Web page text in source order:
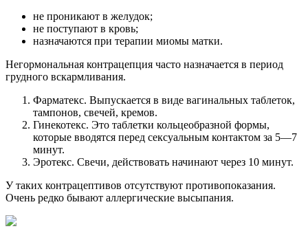
не проникают в желудок;
не поступают в кровь;
назначаются при терапии миомы матки.
Негормональная контрацепция часто назначается в период
грудного вскармливания.
Фарматекс. Выпускается в виде вагинальных таблеток,
тампонов, свечей, кремов.
Гинекотекс. Это таблетки кольцеобразной формы,
которые вводятся перед сексуальным контактом за 5—7
минут.
Эротекс. Свечи, действовать начинают через 10 минут.
У таких контрацептивов отсутствуют противопоказания.
Очень редко бывают аллергические высыпания.